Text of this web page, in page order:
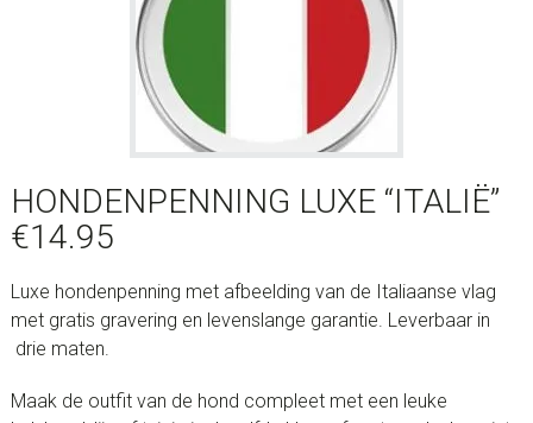
HONDENPENNING LUXE “ITALIË”
€14.95
Luxe hondenpenning met afbeelding van de Italiaanse vlag
met gratis gravering en levenslange garantie. Leverbaar in
drie maten.
Maak de outfit van de hond compleet met een leuke